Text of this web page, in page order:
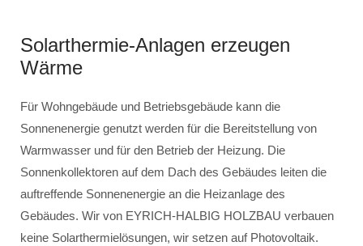
Solarthermie-Anlagen erzeugen
Wärme
Für Wohngebäude und Betriebsgebäude kann die
Sonnenenergie genutzt werden für die Bereitstellung von
Warmwasser und für den Betrieb der Heizung. Die
Sonnenkollektoren auf dem Dach des Gebäudes leiten die
auftreffende Sonnenenergie an die Heizanlage des
Gebäudes. Wir von EYRICH-HALBIG HOLZBAU verbauen
keine Solarthermielösungen, wir setzen auf Photovoltaik.